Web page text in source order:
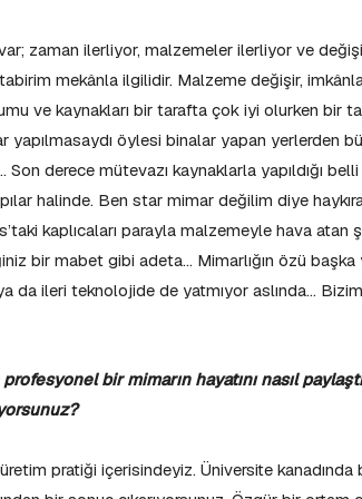
zaman ilerliyor, malzemeler ilerliyor ve
mekânla ilgilidir. Malzeme değişir,
ve kaynakları bir tarafta çok iyi olurken bir
yapılmasaydı öylesi binalar yapan yerlerden
Son derece mütevazı kaynaklarla yapıldığı
halinde. Ben star mimar değilim diye
kaplıcaları parayla malzemeyle hava
bir mabet gibi adeta… Mimarlığın özü
da ileri teknolojide de yatmıyor aslında… Bizim
bir mimarın hayatını nasıl
pratiği içerisindeyiz. Üniversite